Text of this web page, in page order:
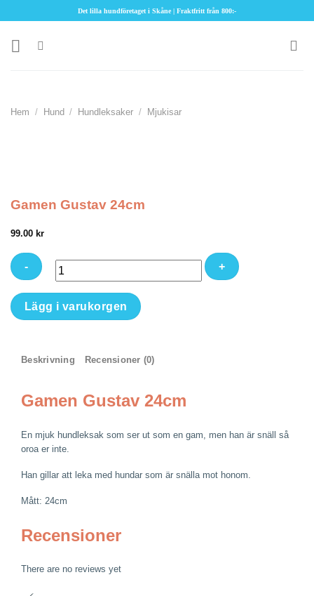
content
Det lilla hundföretaget i Skåne | Fraktfritt från 800:-
Hem / Hund / Hundleksaker / Mjukisar
Gamen Gustav 24cm
99.00 kr
Gamen
Gustav
Lägg i varukorgen
Beskrivning Recensioner (0)
Gamen Gustav 24cm
En mjuk hundleksak som ser ut som en gam, men han är snäll så
oroa er inte.
Han gillar att leka med hundar som är snälla mot honom.
Mått: 24cm
Recensioner
There are no reviews yet